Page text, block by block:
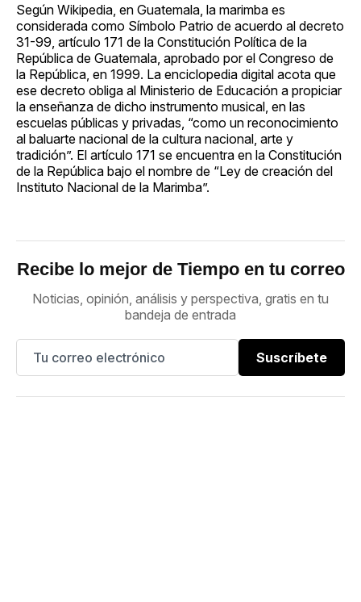
Según Wikipedia, en Guatemala, la marimba es
considerada como Símbolo Patrio de acuerdo al decreto
31-99, artículo 171 de la Constitución Política de la
República de Guatemala, aprobado por el Congreso de
la República, en 1999. La enciclopedia digital acota que
ese decreto obliga al Ministerio de Educación a propiciar
la enseñanza de dicho instrumento musical, en las
escuelas públicas y privadas, “como un reconocimiento
al baluarte nacional de la cultura nacional, arte y
tradición”. El artículo 171 se encuentra en la Constitución
de la República bajo el nombre de “Ley de creación del
Instituto Nacional de la Marimba”.
Recibe lo mejor de Tiempo en tu correo
Noticias, opinión, análisis y perspectiva, gratis en tu
bandeja de entrada
Suscríbete